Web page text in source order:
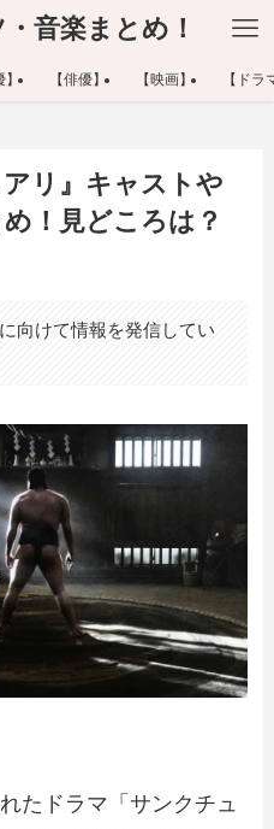
音楽まとめ！
】 【俳優】 【映画】 【ドラ
アリ』キャストや
！見どころは？
向けて情報を発信してい
たドラマ「サンクチュ